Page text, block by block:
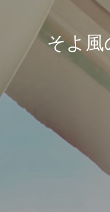
そよ風